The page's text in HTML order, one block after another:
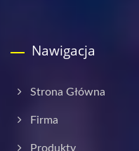
Nawigacja
Strona Główna
Firma
Produkty